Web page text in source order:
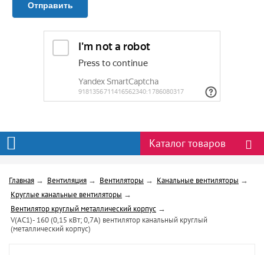
Отправить
Каталог товаров
Главная → Вентиляция → Вентиляторы → Канальные вентиляторы →
Круглые канальные вентиляторы →
Вентилятор круглый металлический корпус →
V(AC1)- 160 (0,15 кВт; 0,7А) вентилятор канальный круглый
(металлический корпус)